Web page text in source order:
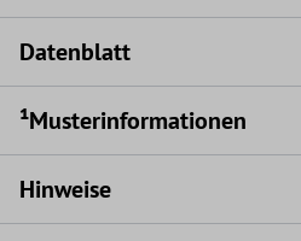
Datenblatt
¹Musterinformationen
Hinweise